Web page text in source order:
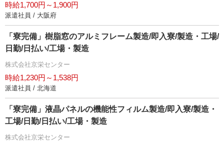
時給1,700円～1,900円
派遣社員 / 大阪府
「寮完備」樹脂窓のアルミフレーム製造/即入寮/製造・工場/
日勤/日払い/工場・製造
株式会社京栄センター
時給1,230円～1,538円
派遣社員 / 北海道
「寮完備」液晶パネルの機能性フィルム製造/即入寮/製造・
工場/日勤/日払い/工場・製造
株式会社京栄センター